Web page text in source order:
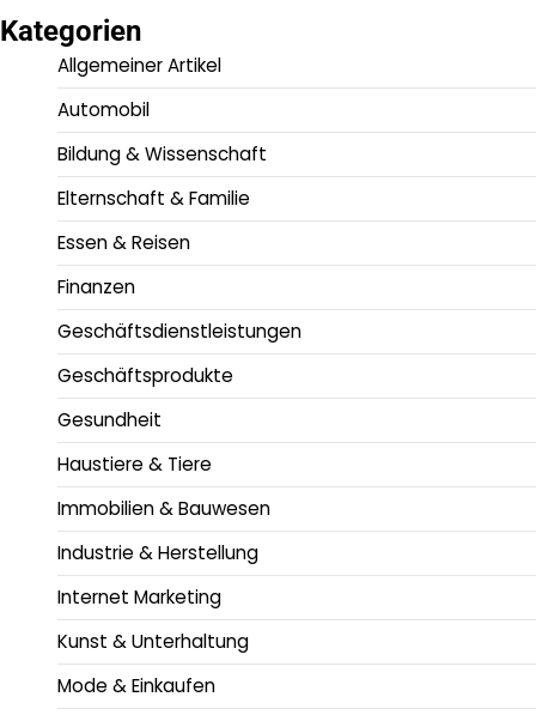
Kategorien
Allgemeiner Artikel
Automobil
Bildung & Wissenschaft
Elternschaft & Familie
Essen & Reisen
Finanzen
Geschäftsdienstleistungen
Geschäftsprodukte
Gesundheit
Haustiere & Tiere
Immobilien & Bauwesen
Industrie & Herstellung
Internet Marketing
Kunst & Unterhaltung
Mode & Einkaufen